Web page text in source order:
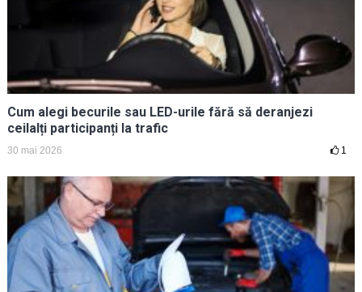
Cum alegi becurile sau LED-urile fără să deranjezi
ceilalți participanți la trafic
30 mai 2026 1